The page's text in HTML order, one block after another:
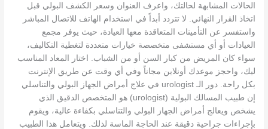
الحالات المشابهة لحالتك، واعرف العنوان وسعر الكشف البولي قبل
اتخاذ القرار النهائي. لا تتردد أبداً في استخدام الهاتف للاتصال المباشر
واستفسر عن التأمينات المتعاقدة معها العيادة، حيث يوفر مجمع
العيادات أو أي مستشفى متخصصة خيارات متعددة لتغطية التكاليف،
سواء كان المريض من كبار السن أو من الشباب. اختار المعاد المناسب
ليك، واحجز موعدك أونلاين مجاناً وفي أي وقت عن طريق الإنترنت
بكل راحة. دور الـ urologist في علاج أمراض الجهاز البولي والتناسلي
إن طبيب المسالك البولية (urologist) هو المتخصص الدقيق الذي
يشخص ويعالج أمراض الجهاز البولي والتناسلي بكفاءة عالية، ويقوم
بإجراءات جراحية دقيقة عند الحاجة الماسة لذلك. ويتعامل هذا الطبيب